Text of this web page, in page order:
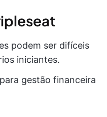
podem ser difíceis
iniciantes.
gestão financeira